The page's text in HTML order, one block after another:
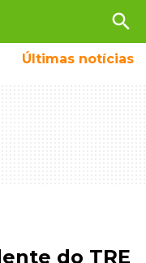
search
Últimas notícias
do TRE